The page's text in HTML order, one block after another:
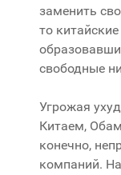
заменить
то
свободные
Угрожая
Китаем,
конечно,
компаний.